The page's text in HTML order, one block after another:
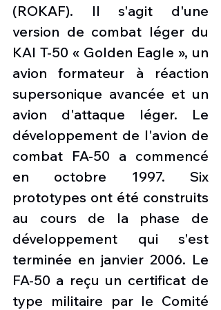
(ROKAF). Il s'agit d'une
version de combat léger du
KAI T-50 « Golden Eagle », un
avion formateur à réaction
supersonique avancée et un
avion d'attaque léger. Le
développement de l'avion de
combat FA-50 a commencé
en octobre 1997. Six
prototypes ont été construits
au cours de la phase de
développement qui s'est
terminée en janvier 2006. Le
FA-50 a reçu un certificat de
type militaire par le Comité